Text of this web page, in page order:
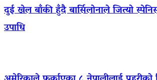
दुई खेल बाँकी हुँदै बार्सिलोनाले जित्यो
उपाधि